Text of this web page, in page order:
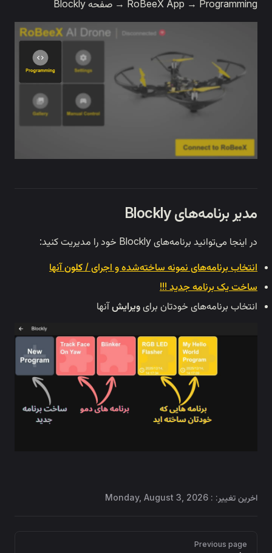
RoBeeX App → Programming → صفحه Blockly
مدیر برنامه‌های Blockly
در اینجا می‌توانید برنامه‌های Blockly خود را مدیریت کنید:
انتخاب برنامه‌های نمونه ساخته‌شده و اجرای / کلونآنها
ساخت یک برنامه جدید !!!
انتخاب برنامه‌های خودتان برای ویرایشآنها
اخرین تغییر: : Monday, August 3, 2026
Previous page